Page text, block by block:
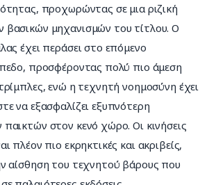
προχωρώντας σε μια ριζική
μηχανισμών του τίτλου. Ο
έχει περάσει στο επόμενο
προσφέροντας πολύ πιο άμεση
ενώ η τεχνητή νοημοσύνη έχει
να εξασφαλίζει εξυπνότερη
στον κενό χώρο. Οι κινήσεις
πλέον πιο εκρηκτικές και ακριβείς,
αίσθηση του τεχνητού βάρους που